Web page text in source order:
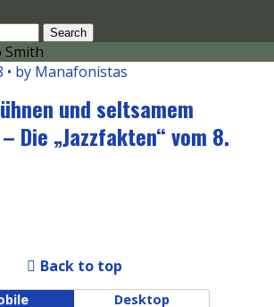
Smith
• by Manafonistas
und seltsamem
Die „Jazzfakten“ vom 8.
Back to top
Desktop